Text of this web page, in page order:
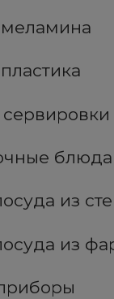
блюда
из
из